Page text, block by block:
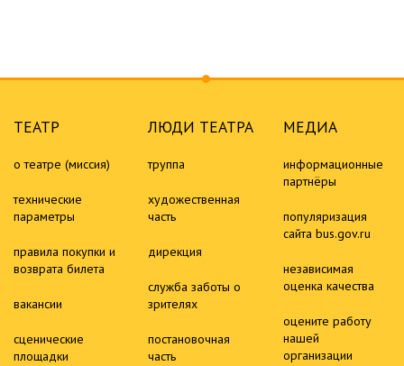
ТЕАТР
о театре (миссия)
технические
параметры
правила покупки и
возврата билета
вакансии
сценические
площадки
ЛЮДИ ТЕАТРА
труппа
художественная
часть
дирекция
служба заботы о
зрителях
постановочная
часть
МЕДИА
информационные
партнёры
популяризация
сайта bus.gov.ru
независимая
оценка качества
оцените работу
нашей
организации